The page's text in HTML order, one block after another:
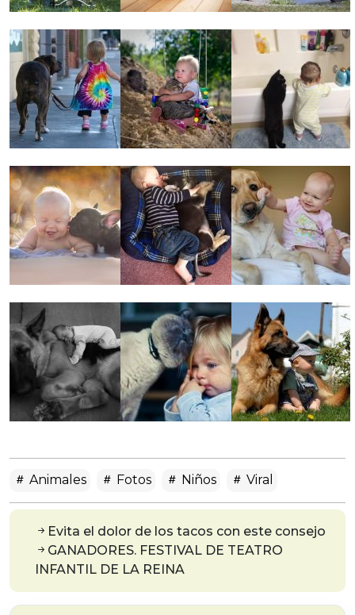
Animales Fotos Niños Viral
Evita el dolor de los tacos con este consejo
GANADORES. FESTIVAL DE TEATRO
INFANTIL DE LA REINA